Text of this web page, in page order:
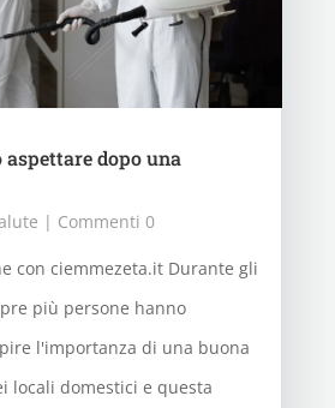
aspettare dopo una
| Commenti 0
con ciemmezeta.it Durante gli
più persone hanno
l'importanza di una buona
locali domestici e questa